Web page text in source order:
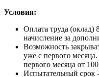
Условия:
Оплата труда
начисление за
Возможность
уже с первого месяца.
первого месяца от
Испытательный срок